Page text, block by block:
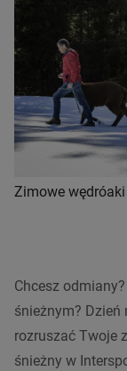
Zimowe
Chcesz
śnieżnym? Dzień
rozruszać Twoje
śnieżny w